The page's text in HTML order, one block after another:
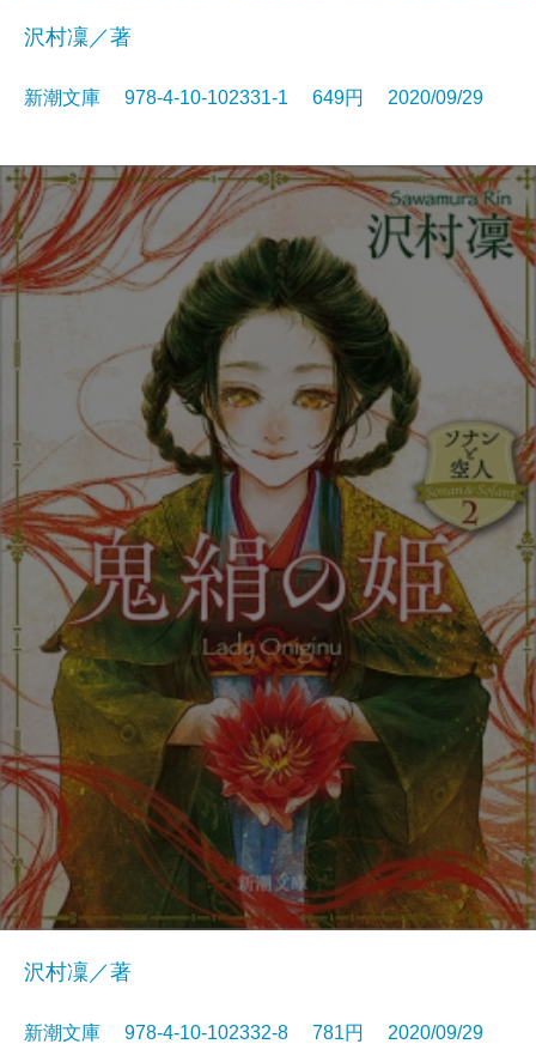
沢村凜／著
新潮文庫 978-4-10-102331-1 649円 2020/09/29
沢村凜／著
新潮文庫 978-4-10-102332-8 781円 2020/09/29